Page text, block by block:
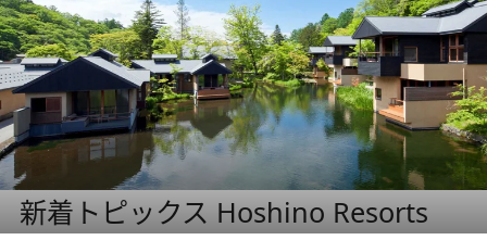
新着トピックス Hoshino Resorts